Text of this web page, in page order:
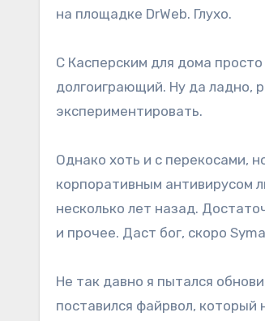
на площадке DrWeb. Глухо.
С Касперским для дома
долгоиграющий. Ну да ладно,
экспериментировать.
Однако хоть и с перекосами,
корпоративным антивирусом
несколько лет назад.
и прочее. Даст бог, скоро
Не так давно я пытался
поставился файрвол, который